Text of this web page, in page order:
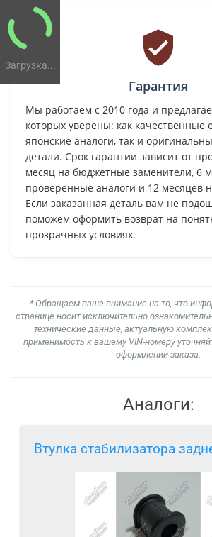
Загрузка...
Гарантия
Мы работаем с 2010 года и
которых уверены: как качественные
японские аналоги, так и
детали. Срок гарантии зависит от
месяц на бюджетные заменители, 6
проверенные аналоги и 12 месяцев
Если заказанная деталь вам не
поможем оформить возврат на
прозрачных условиях.
* Обращаем ваше внимание на то, что
странице носит исключительно
технические данные, актуальную
применимость к вашему VIN-номеру
оформлении заказа.
Аналоги:
Втулка стабилизатора